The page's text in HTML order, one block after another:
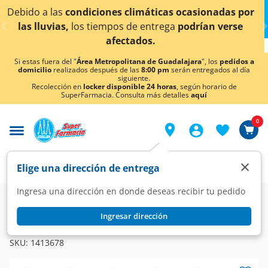
< div class="carousel-inner">
ocasionadas por
entregapodrían verse
¡Ahora también en
Si estas fuera del "Área Metropolitana de Guadalajara", los pedidos a
domicilio realizados después de las8:00 pm serán entregados al día
siguiente.
Recolección en locker disponible 24 horas, según horario de
SuperFarmacia. Consulta más detallesaquí
Elige una dirección de entrega
Ingresa una dirección en donde deseas recibir tu pedido
Ingresar dirección
×
0
Farmacia Medicina Urinario Vías Urinarias
Cisterex 0.1 mg, 30 Tabletas.
SKU: 1413678